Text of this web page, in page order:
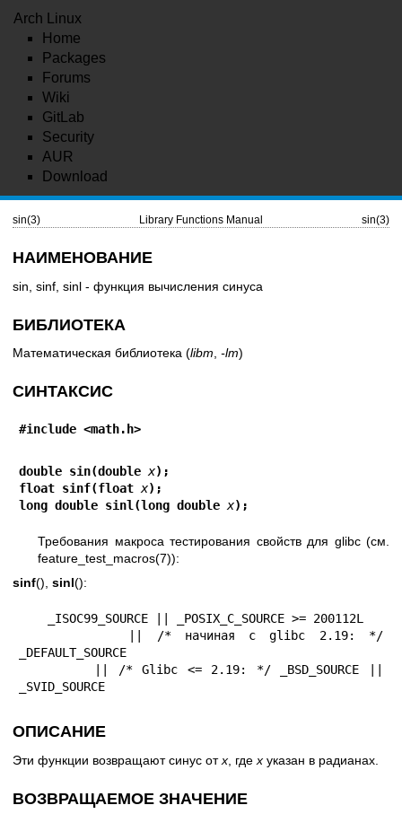
Arch Linux
Home
Packages
Forums
Wiki
GitLab
Security
AUR
Download
sin(3) Library Functions Manual sin(3)
НАИМЕНОВАНИЕ
sin, sinf, sinl - функция вычисления синуса
БИБЛИОТЕКА
Математическая библиотека (libm -lm)
СИНТАКСИС
#include <math.h>
double sin(double x);
float sinf(float x);
long double sinl(long double x);
Требования макроса тестирования свойств для glibc (см.
feature_test_macros(7)):
sinf(), sinl():
_DEFAULT_SOURCE
_SVID_SOURCE
ОПИСАНИЕ
Эти функции возвращают синус отx , где x указан в радианах.
ВОЗВРАЩАЕМОЕ ЗНАЧЕНИЕ